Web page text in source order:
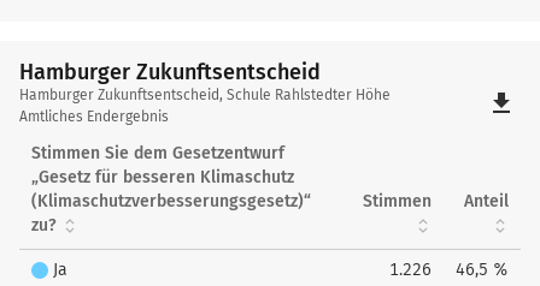
Hamburger Zukunftsentscheid
Hamburger
Zukunftsentscheid
Hamburger Zukunftsentscheid, Schule Rahlstedter Höhe
Amtliches Endergebnis
file_download
Stimmen Sie dem Gesetzentwurf
„Gesetz für besseren Klimaschutz
(Klimaschutzverbesserungsgesetz)“
zu?
Stimmen Anteil
Ja 1.226 46,5 %